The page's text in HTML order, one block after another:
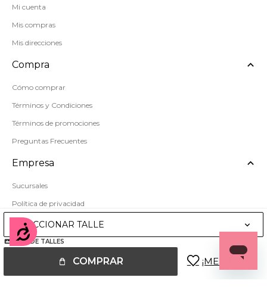
Accesibilidad
SELECCIONAR TALLE
GUÍA DE TALLES
COMPRAR
Mi cuenta
Mis compras
Mis direcciones
Compra
Cómo comprar
Términos y Condiciones
Términos de promociones
Preguntas Frecuentes
Empresa
Sucursales
Política de privacidad
Mapa del sitio